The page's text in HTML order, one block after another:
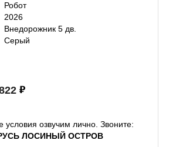
Робот
2026
Внедорожник 5 дв.
Серый
условия озвучим лично. Звоните:
ЛОСИНЫЙ ОСТРОВ